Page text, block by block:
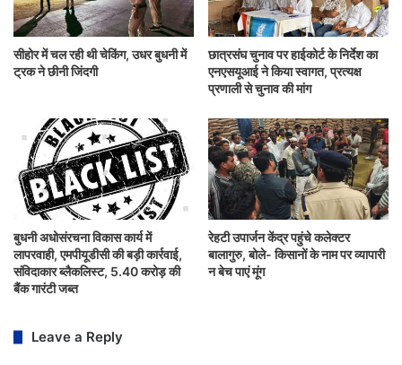
सीहोर में चल रही थी चेकिंग, उधर बुधनी में
ट्रक ने छीनी जिंदगी
छात्रसंघ चुनाव पर हाईकोर्ट के निर्देश का
एनएसयूआई ने किया स्वागत, प्रत्यक्ष
प्रणाली से चुनाव की मांग
बुधनी अधोसंरचना विकास कार्य में
लापरवाही, एमपीयूडीसी की बड़ी कार्रवाई,
संविदाकार ब्लैकलिस्ट, 5.40 करोड़ की
बैंक गारंटी जब्त
रेहटी उपार्जन केंद्र पहुंचे कलेक्टर
बालागुरु, बोले- किसानों के नाम पर व्यापारी
न बेच पाएं मूंग
Leave a Reply